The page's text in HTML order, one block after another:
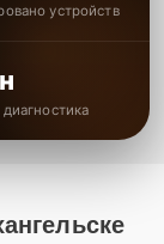
устройств